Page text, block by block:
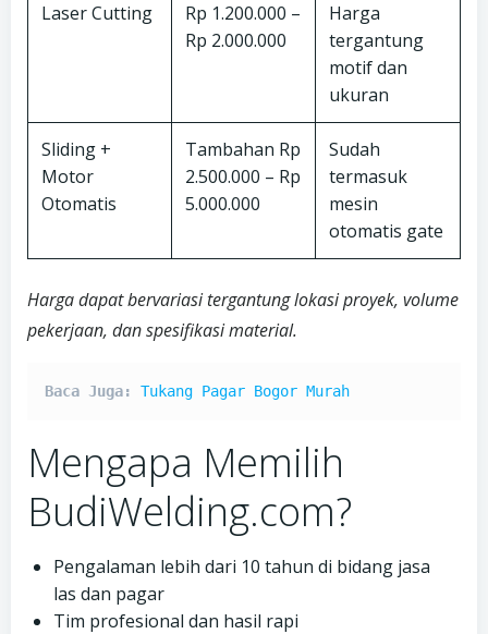
Laser Cutting
Rp 1.200.000 –
Rp 2.000.000
Harga
tergantung
motif dan
ukuran
Sliding +
Motor
Otomatis
Tambahan Rp
2.500.000 – Rp
5.000.000
Sudah
termasuk
mesin
otomatis gate
Harga dapat bervariasi tergantung lokasi proyek, volume
pekerjaan, dan spesifikasi material.
Baca Juga: Tukang Pagar Bogor Murah
Mengapa Memilih
BudiWelding.com?
Pengalaman lebih dari 10 tahun di bidang jasa
las dan pagar
Tim profesional dan hasil rapi